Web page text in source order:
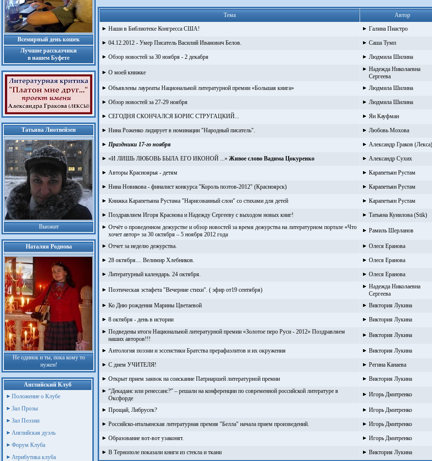
Всемирный день кошек
Лучшие рассказчики
в нашем Буфете
Татьяна Лиотвейзен
Вьюжит
Наталия Роднова
Не одинок и ты, пока кому то
нужен!
Английский Клуб
Положение о Клубе
Зал Прозы
Зал Поэзии
Английская дуэль
Форум Клуба
Атрибутика клуба
Тема Автор
Наши в Библиотеке Конгресса США! Галина Пиастро
04.12.2012 - Умер Писатель Василий Иванович Белов. Саша Тумп
Обзор новостей за 30 ноября - 2 декабря Людмила Шилина
О моей книжке
Надежда Николаевна
Сергеева
Объявлены лауреаты Национальной литературной премии «Большая книга» Людмила Шилина
Обзор новостей за 27-29 ноября Людмила Шилина
СЕГОДНЯ СКОНЧАЛСЯ БОРИС СТРУГАЦКИЙ... Ян Кауфман
Нина Роженко лидирует в номинации "Народный писатель". Любовь Мохова
Праздники 17-го ноября Александр Граков (Лекса)
«И ЛИШЬ ЛЮБОВЬ БЫЛА ЕГО ИКОНОЙ ...» Живое слово Вадима Цокуренко Александр Сухих
Авторы Красноярья - детям Карапетьян Рустам
Нина Новикова - финалист конкурса "Король поэтов-2012" (Красноярск) Карапетьян Рустам
Книжка Карапетьяна Рустама "Нарисованный слон" со стихами для детей Карапетьян Рустам
Поздравляем Игоря Краснова и Надежду Сергееву с выходом новых книг! Татьяна Кунилова (Stik)
Отчёт о проведенном дежурстве и обзор новостей за время дежурства на литературном портале «Что
хочет автор» за 30 октября – 5 ноября 2012 года
Рамиль Шерланов
Отчет за неделю дежурства. Олеся Еранова
28 октября.... Велимир Хлебников. Олеся Еранова
Литературный календарь. 24 октября. Олеся Еранова
Поэтическая эстафета "Вечерние стихи". ( эфир от19 сентября)
Надежда Николаевна
Сергеева
Ко Дню рождения Марины Цветаевой Виктория Лукина
8 октября - день в истории Виктория Лукина
Подведены итоги Национальной литературной премии «Золотое перо Руси - 2012» Поздравляем
наших авторов!!!
Виктория Лукина
Антология поэзии и эссеистики Братства прерафаэлитов и их окружения Виктория Лукина
С днем УЧИТЕЛЯ! Регина Канаева
Открыт прием заявок на соискание Патриаршей литературной премии Виктория Лукина
“Декаданс или ренессанс?” – решали на конференции по современной российской литературе в
Оксфорде
Игорь Дмитренко
Прощай, Либрусек? Игорь Дмитренко
Российско-итальянская литературная премия "Белла" начала прием произведений. Игорь Дмитренко
Образование вот-вот узаконят. Игорь Дмитренко
В Тернополе показали книги из стекла и ткани Виктория Лукина